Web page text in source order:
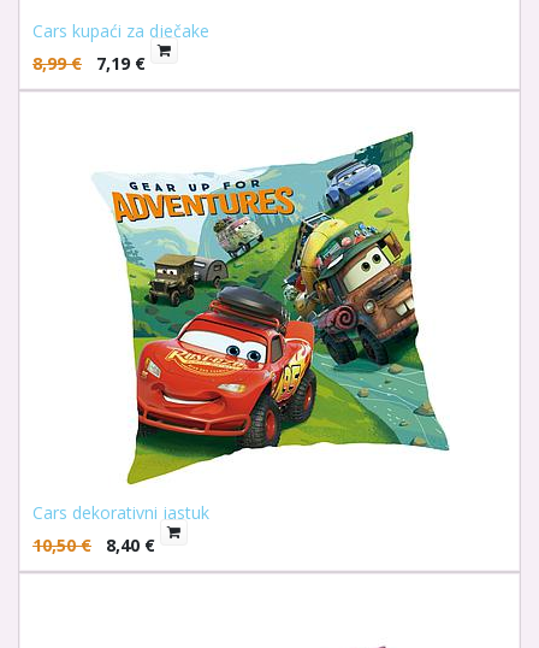
Cars kupaći za dječake
8,99€ 7,19 €
Cars dekorativni jastuk
10,50€ 8,40 €